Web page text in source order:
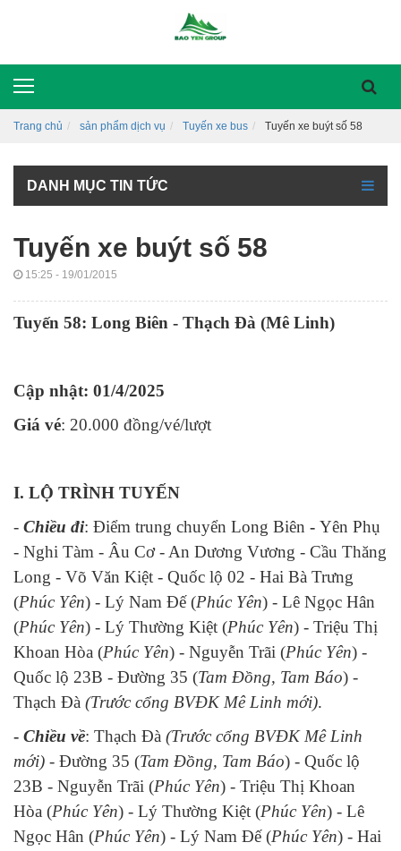
Trang chủ sản phẩm dịch vụ Tuyến xe bus Tuyến xe buýt số 58
DANH MỤC TIN TỨC
Tuyến xe buýt số 58
15:25 - 19/01/2015
Tuyến 58: Long Biên - Thạch Đà (Mê Linh)
Cập nhật: 01/4/2025
Giá vé: 20.000 đồng/vé/lượt
I. LỘ TRÌNH TUYẾN
- Chiều đi: Điểm trung chuyển Long Biên - Yên Phụ
- Nghi Tàm - Âu Cơ - An Dương Vương - Cầu Thăng
Long - Võ Văn Kiệt - Quốc lộ 02 - Hai Bà Trưng
(Phúc Yên) - Lý Nam Đế (Phúc Yên) - Lê Ngọc Hân
(Phúc Yên) - Lý Thường Kiệt (Phúc Yên) - Triệu Thị
Khoan Hòa (Phúc Yên) - Nguyễn Trãi (Phúc Yên) -
Quốc lộ 23B - Đường 35 (Tam Đồng, Tam Báo) -
Thạch Đà (Trước cổng BVĐK Mê Linh mới).
- Chiều về: Thạch Đà (Trước cổng BVĐK Mê Linh
mới) - Đường 35 (Tam Đồng, Tam Báo) - Quốc lộ
23B - Nguyễn Trãi (Phúc Yên) - Triệu Thị Khoan
Hòa (Phúc Yên) - Lý Thường Kiệt (Phúc Yên) - Lê
Ngọc Hân (Phúc Yên) - Lý Nam Đế (Phúc Yên) - Hai